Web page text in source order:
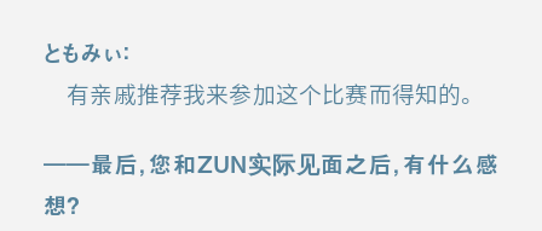
ともみぃ：
有亲戚推荐我来参加这个比赛而得知的。
――最后，您和ZUN实际见面之后，有什么感
想？